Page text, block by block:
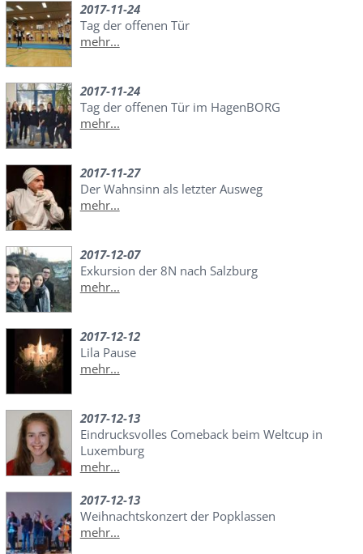
2017-11-24
Tag der offenen Tür
mehr...
2017-11-24
Tag der offenen Tür im HagenBORG
mehr...
2017-11-27
Der Wahnsinn als letzter Ausweg
mehr...
2017-12-07
Exkursion der 8N nach Salzburg
mehr...
2017-12-12
Lila Pause
mehr...
2017-12-13
Eindrucksvolles Comeback beim Weltcup in
Luxemburg
mehr...
2017-12-13
Weihnachtskonzert der Popklassen
mehr...